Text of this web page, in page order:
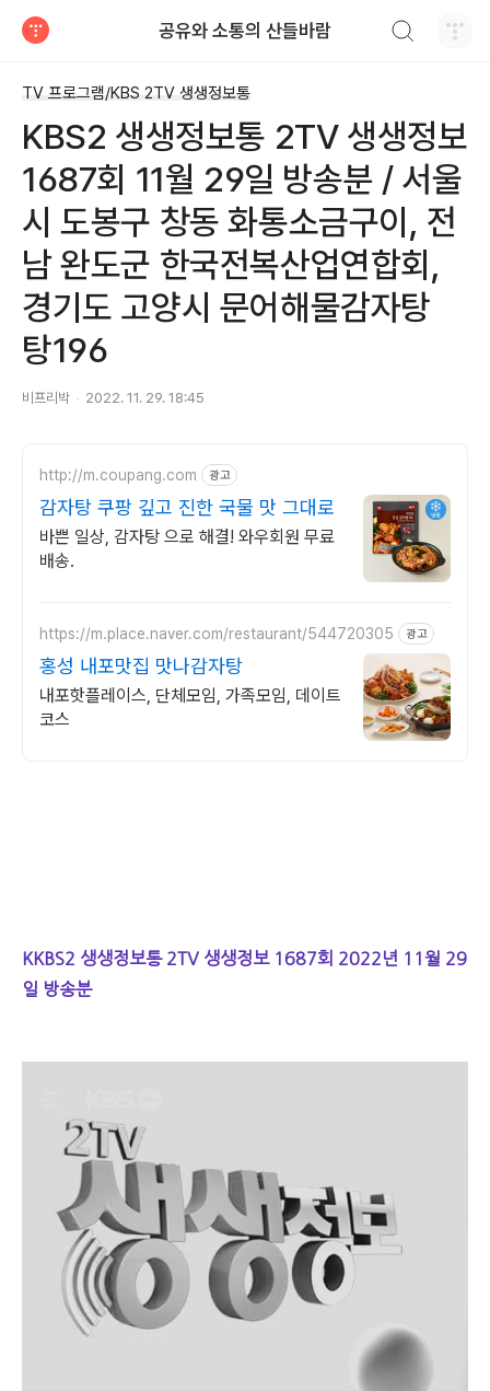
공유와 소통의 산들바람
TV 프로그램/KBS 2TV 생생정보통
KBS2 생생정보통 2TV 생생정보
1687회 11월 29일 방송분 / 서울
시 도봉구 창동 화통소금구이, 전
남 완도군 한국전복산업연합회,
경기도 고양시 문어해물감자탕
탕196
비프리박 2022. 11. 29. 18:45
http://m.coupang.com 광고
감자탕 쿠팡 깊고 진한 국물 맛 그대로
바쁜 일상, 감자탕 으로 해결! 와우회원 무료
배송.
https://m.place.naver.com/restaurant/544720305 광고
홍성 내포맛집 맛나감자탕
내포핫플레이스, 단체모임, 가족모임, 데이트
코스
KKBS2 생생정보통 2TV 생생정보 1687회 2022년 11월 29
일 방송분